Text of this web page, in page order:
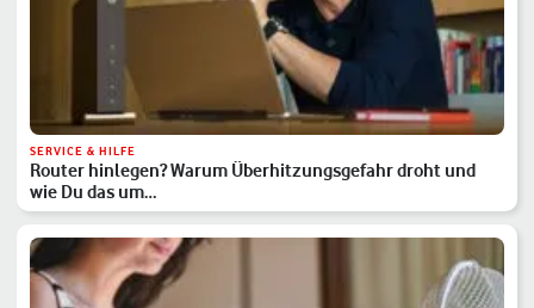
SERVICE & HILFE
Router hinlegen? Warum Überhitzungsgefahr droht und
wie Du das um…